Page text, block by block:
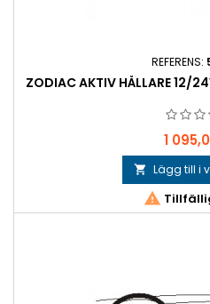
REFERENS:
ZODIAC AKTIV HÅLLARE 12/
Pris
1
 Lägg till i
